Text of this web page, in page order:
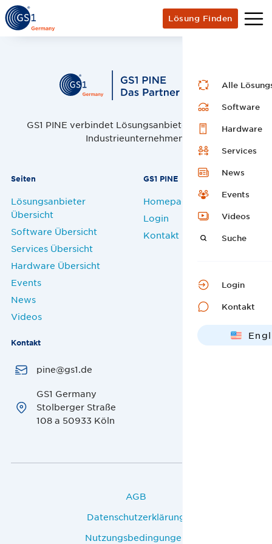
Lösung Finden
Alle
Software
Hardware
Services
News
Events
Videos
Suche
Login
Kontakt
GS1 PINE verbindet Lösungsanbieter, Handel und
Industrieunternehmen.
Seiten
Lösungsanbieter
Übersicht
Software Übersicht
Services Übersicht
Hardware Übersicht
Events
News
Videos
GS1 PINE
Homepage
Login
Kontakt
Kontakt
pine@gs1.de
GS1 Germany
Stolberger Straße
108 a 50933 Köln
AGB
Datenschutzerklärung
Nutzungsbedingungen